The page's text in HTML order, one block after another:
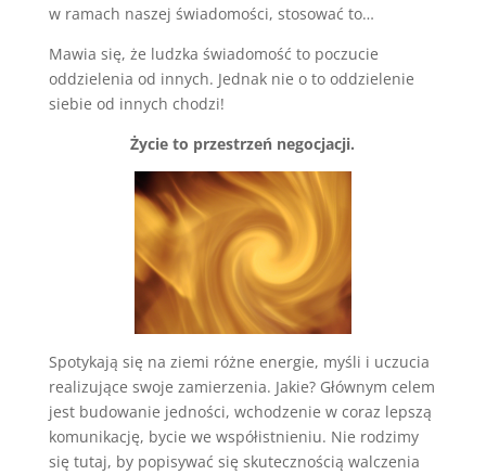
w ramach naszej świadomości, stosować to…
Mawia się, że ludzka świadomość to poczucie
oddzielenia od innych. Jednak nie o to oddzielenie
siebie od innych chodzi!
Życie to przestrzeń negocjacji.
Spotykają się na ziemi różne energie, myśli i uczucia
realizujące swoje zamierzenia. Jakie? Głównym celem
jest budowanie jedności, wchodzenie w coraz lepszą
komunikację, bycie we współistnieniu. Nie rodzimy
się tutaj, by popisywać się skutecznością walczenia